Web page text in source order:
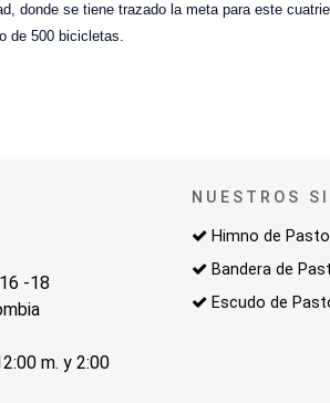
donde se tiene trazado la meta para este
de 500 bicicletas.
-18
m. y 2:00
NUESTROS
Himno de Pasto
Bandera de
Escudo de